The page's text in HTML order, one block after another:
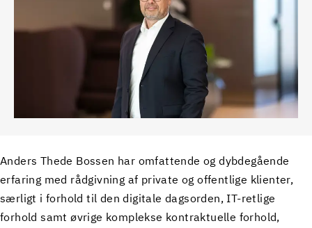
Anders Thede Bossen har omfattende og dybdegående
erfaring med rådgivning af private og offentlige klienter,
særligt i forhold til den digitale dagsorden, IT-retlige
forhold samt øvrige komplekse kontraktuelle forhold,